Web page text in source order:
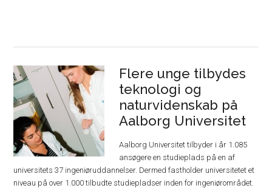
Flere unge tilbydes
teknologi og
naturvidenskab på
Aalborg Universitet
Aalborg Universitet tilbyder i år 1.085
ansøgere en studieplads på en af
universitets 37 ingeniøruddannelser. Dermed fastholder universitetet et
niveau på over 1.000 tilbudte studiepladser inden for ingeniørområdet.